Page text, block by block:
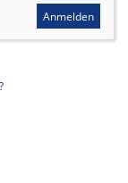
Anmelden